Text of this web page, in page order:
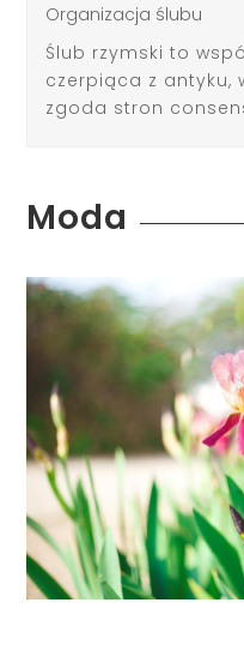
Organizacja ślubu
Ślub rzymski to
czerpiąca z antyku,
zgoda stron
Moda